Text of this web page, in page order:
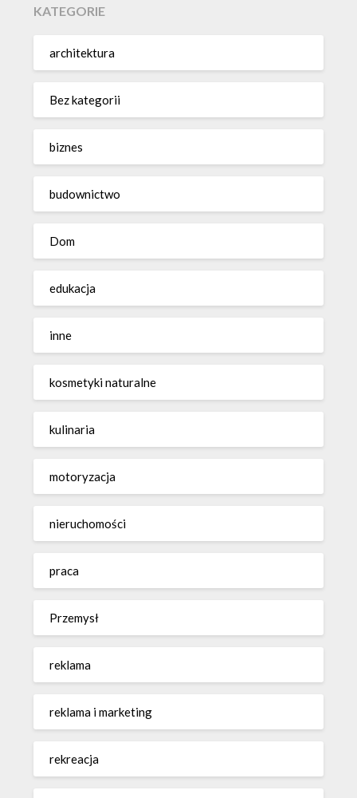
KATEGORIE
architektura
Bez kategorii
biznes
budownictwo
Dom
edukacja
inne
kosmetyki naturalne
kulinaria
motoryzacja
nieruchomości
praca
Przemysł
reklama
reklama i marketing
rekreacja